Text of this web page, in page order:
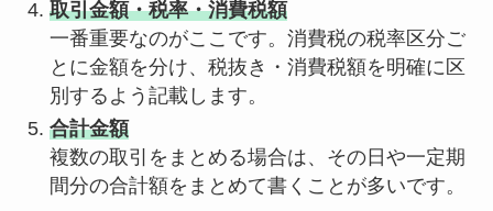
取引金額・税率・消費税額
一番重要なのがここです。消費税の税率区分ご
とに金額を分け、税抜き・消費税額を明確に区
別するよう記載します。
合計金額
複数の取引をまとめる場合は、その日や一定期
間分の合計額をまとめて書くことが多いです。